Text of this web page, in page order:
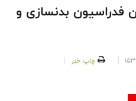
فدراسیون بدنسازی و
چاپ خبر